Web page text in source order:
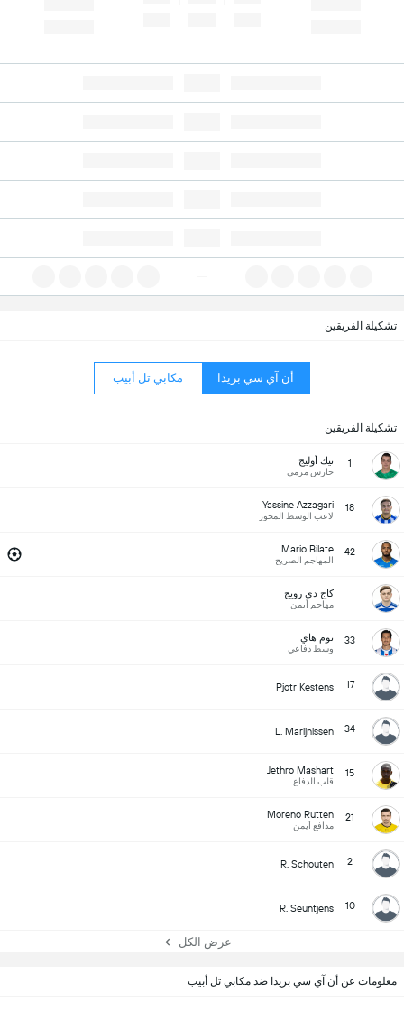
تشكيلة الفريقين
أن آي سي بريدا مكابي تل أبيب
تشكيلة الفريقين
1 نيك أوليج
حارس مرمى
18
Yassine Azzagari
لاعب الوسط المحور
42
Mario Bilate
المهاجم الصريح
كاج دي رويج
مهاجم أيمن
33 توم هاي
وسط دفاعي
17
Pjotr Kestens
34
L. Marijnissen
15
Jethro Mashart
قلب الدفاع
21
Moreno Rutten
مدافع أيمن
2
R. Schouten
10
R. Seuntjens
عرض الكل
معلومات عن أن آي سي بريدا ضد مكابي تل أبيب